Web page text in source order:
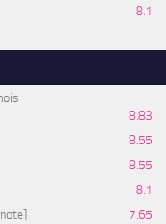
8.1
8.83
8.55
8.55
8.1
7.65